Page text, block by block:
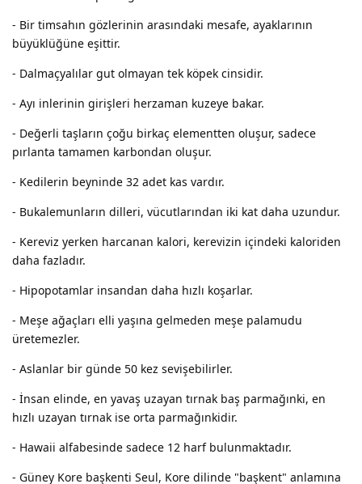
- Bir timsahın gözlerinin arasındaki mesafe, ayaklarının
büyüklüğüne eşittir.
- Dalmaçyalılar gut olmayan tek köpek cinsidir.
- Ayı inlerinin girişleri herzaman kuzeye bakar.
- Değerli taşların çoğu birkaç elementten oluşur, sadece
pırlanta tamamen karbondan oluşur.
- Kedilerin beyninde 32 adet kas vardır.
- Bukalemunların dilleri, vücutlarından iki kat daha uzundur.
- Kereviz yerken harcanan kalori, kerevizin içindeki kaloriden
daha fazladır.
- Hipopotamlar insandan daha hızlı koşarlar.
- Meşe ağaçları elli yaşına gelmeden meşe palamudu
üretemezler.
- Aslanlar bir günde 50 kez sevişebilirler.
- İnsan elinde, en yavaş uzayan tırnak baş parmağınki, en
hızlı uzayan tırnak ise orta parmağınkidir.
- Hawaii alfabesinde sadece 12 harf bulunmaktadır.
- Güney Kore başkenti Seul, Kore dilinde "başkent" anlamına